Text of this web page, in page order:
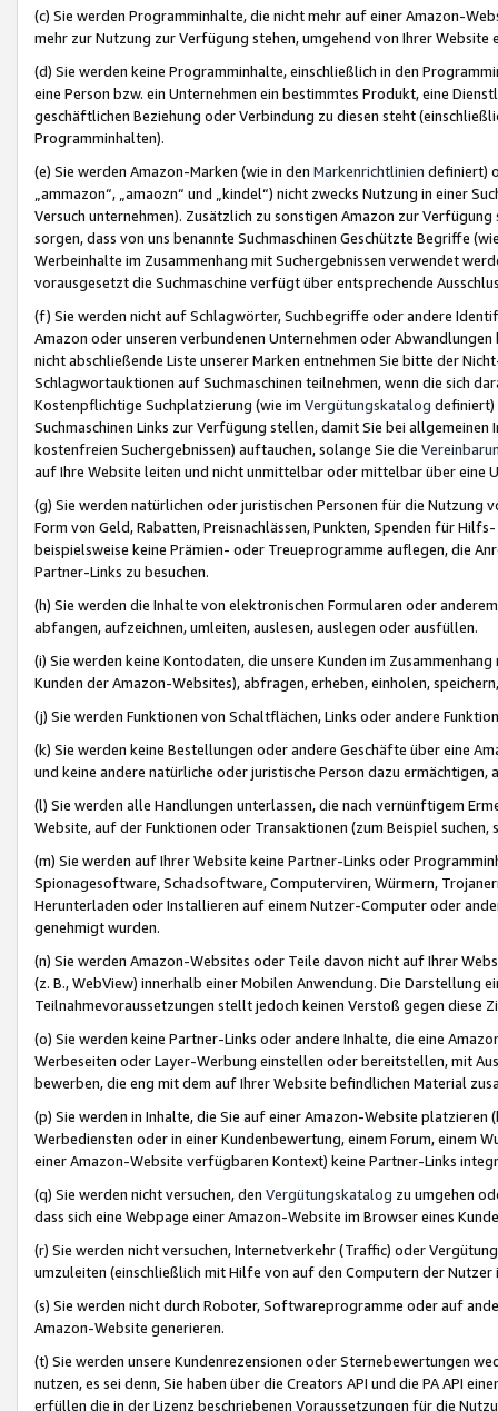
(c) Sie werden Programminhalte, die nicht mehr auf einer Amazon-
mehr zur Nutzung zur Verfügung stehen, umgehend von Ihrer
(d) Sie werden keine Programminhalte, einschließlich in den
eine Person bzw. ein Unternehmen ein bestimmtes Produkt, eine
geschäftlichen Beziehung oder Verbindung zu diesen steht
Programminhalten).
(e) Sie werden Amazon-Marken (wie in den Markenrichtlinien definiert)
„ammazon“, „amaozn“ und „kindel“) nicht zwecks Nutzung in einer
Versuch unternehmen). Zusätzlich zu sonstigen Amazon zur
sorgen, dass von uns benannte Suchmaschinen Geschützte Begriffe
Werbeinhalte im Zusammenhang mit Suchergebnissen verwendet
vorausgesetzt die Suchmaschine verfügt über entsprechende
(f) Sie werden nicht auf Schlagwörter, Suchbegriffe oder andere
Amazon oder unseren verbundenen Unternehmen oder
nicht abschließende Liste unserer Marken entnehmen Sie bitte der
Schlagwortauktionen auf Suchmaschinen teilnehmen, wenn die sich
Kostenpflichtige Suchplatzierung (wie im Vergütungskatalog definiert)
Suchmaschinen Links zur Verfügung stellen, damit Sie bei
kostenfreien Suchergebnissen) auftauchen, solange Sie die
auf Ihre Website leiten und nicht unmittelbar oder mittelbar über eine
(g) Sie werden natürlichen oder juristischen Personen für die Nutzung
Form von Geld, Rabatten, Preisnachlässen, Punkten, Spenden für
beispielsweise keine Prämien- oder Treueprogramme auflegen, die
Partner-Links zu besuchen.
(h) Sie werden die Inhalte von elektronischen Formularen oder
abfangen, aufzeichnen, umleiten, auslesen, auslegen oder ausfüllen.
(i) Sie werden keine Kontodaten, die unsere Kunden im
Kunden der Amazon-Websites), abfragen, erheben, einholen,
(j) Sie werden Funktionen von Schaltflächen, Links oder andere
(k) Sie werden keine Bestellungen oder andere Geschäfte über eine
und keine andere natürliche oder juristische Person dazu
(l) Sie werden alle Handlungen unterlassen, die nach vernünftigem
Website, auf der Funktionen oder Transaktionen (zum Beispiel
(m) Sie werden auf Ihrer Website keine Partner-Links oder
Spionagesoftware, Schadsoftware, Computerviren, Würmern,
Herunterladen oder Installieren auf einem Nutzer-Computer oder
genehmigt wurden.
(n) Sie werden Amazon-Websites oder Teile davon nicht auf Ihrer
(z. B., WebView) innerhalb einer Mobilen Anwendung. Die Darstellung
Teilnahmevoraussetzungen stellt jedoch keinen Verstoß gegen diese
(o) Sie werden keine Partner-Links oder andere Inhalte, die eine
Werbeseiten oder Layer-Werbung einstellen oder bereitstellen, mit
bewerben, die eng mit dem auf Ihrer Website befindlichen Material
(p) Sie werden in Inhalte, die Sie auf einer Amazon-Website
Werbediensten oder in einer Kundenbewertung, einem Forum, einem
einer Amazon-Website verfügbaren Kontext) keine Partner-Links
(q) Sie werden nicht versuchen, den Vergütungskatalog zu umgehen
dass sich eine Webpage einer Amazon-Website im Browser eines
(r) Sie werden nicht versuchen, Internetverkehr (Traffic) oder
umzuleiten (einschließlich mit Hilfe von auf den Computern der
(s) Sie werden nicht durch Roboter, Softwareprogramme oder auf
Amazon-Website generieren.
(t) Sie werden unsere Kundenrezensionen oder Sternebewertungen
nutzen, es sei denn, Sie haben über die Creators API und die PA API
erfüllen die in der Lizenz beschriebenen Voraussetzungen für die